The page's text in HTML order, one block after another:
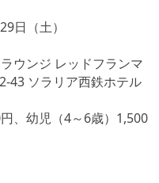
日（土）
ウンジ レッドフランマ
43 ソラリア西鉄ホテル
、幼児（4～6歳）1,500